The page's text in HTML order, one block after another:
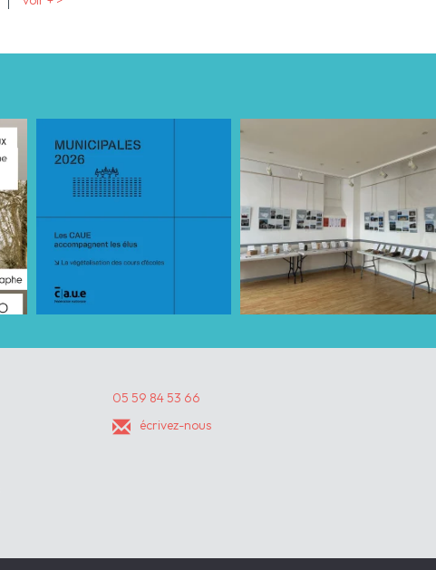
05 59 84 53 66
écrivez-nous